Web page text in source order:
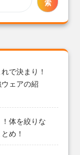
索
で決まり！
ェアの紹
体を絞りな
め！